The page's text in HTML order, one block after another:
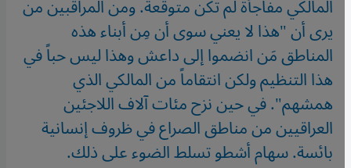
المالكي مفاجأة لم تكن متوقعة. ومن المراقبين من
يرى أن "هذا لا يعني سوى أن مِن أبناء هذه
المناطق مَن انضموا إلى داعش وهذا ليس حباً في
هذا التنظيم ولكن انتقاماً من المالكي الذي
همشهم". في حين نزح مئات آلاف اللاجئين
العراقيين من مناطق الصراع في ظروف إنسانية
بائسة. سهام أشطو تسلط الضوء على ذلك.